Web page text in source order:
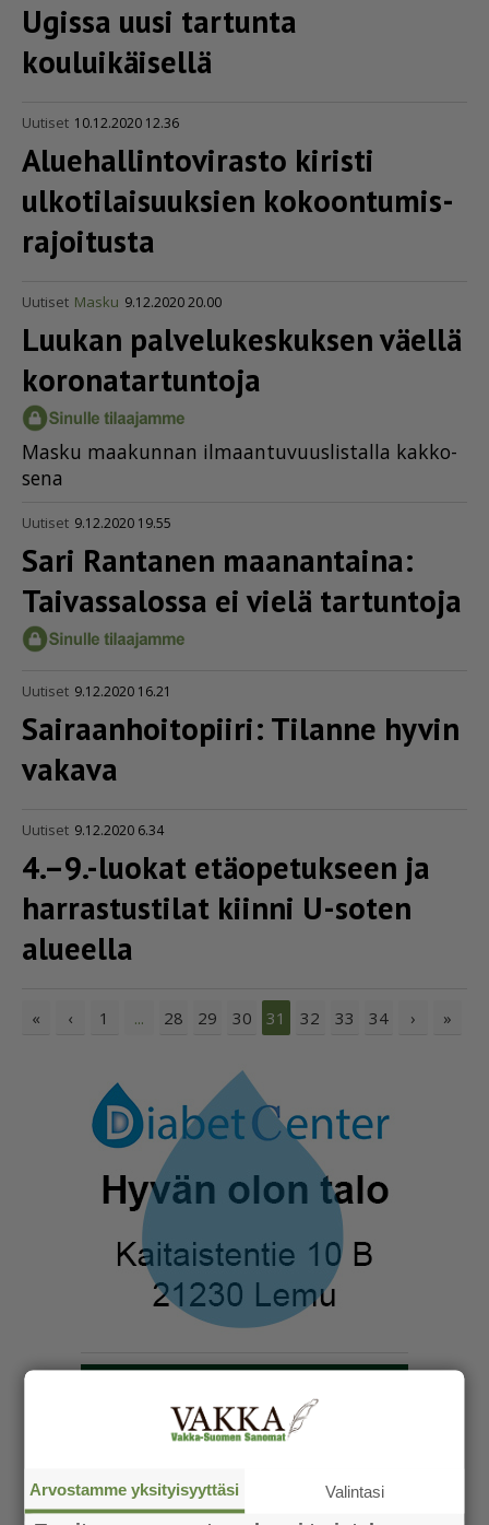
Ugissa uusi tartunta
kouluikäisellä
Uutiset 10.12.2020 12.36
Aluehal­lin­to­vi­rasto kiristi
ulkoti­lai­suuksien kokoon­tu­mis­
ra­joi­tusta
Uutiset Masku 9.12.2020 20.00
Luukan palve­lu­kes­kuksen väellä
korona­tar­tuntoja
Mas­ku maa­kun­nan il­maan­tu­vuus­lis­tal­la kak­ko­
se­na
Uutiset 9.12.2020 19.55
Sari Rantanen maanantaina:
Taivassalossa ei vielä tartuntoja
Uutiset 9.12.2020 16.21
Sairaan­hoi­to­piiri: Tilanne hyvin
vakava
Uutiset 9.12.2020 6.34
4.–9.-luokat etäopetukseen ja
harrastustilat kiinni U-soten
alueella
« ‹ 1 ... 28 29 30 31 32 33 34 › »
Arvostamme yksityisyyttäsi Valintasi